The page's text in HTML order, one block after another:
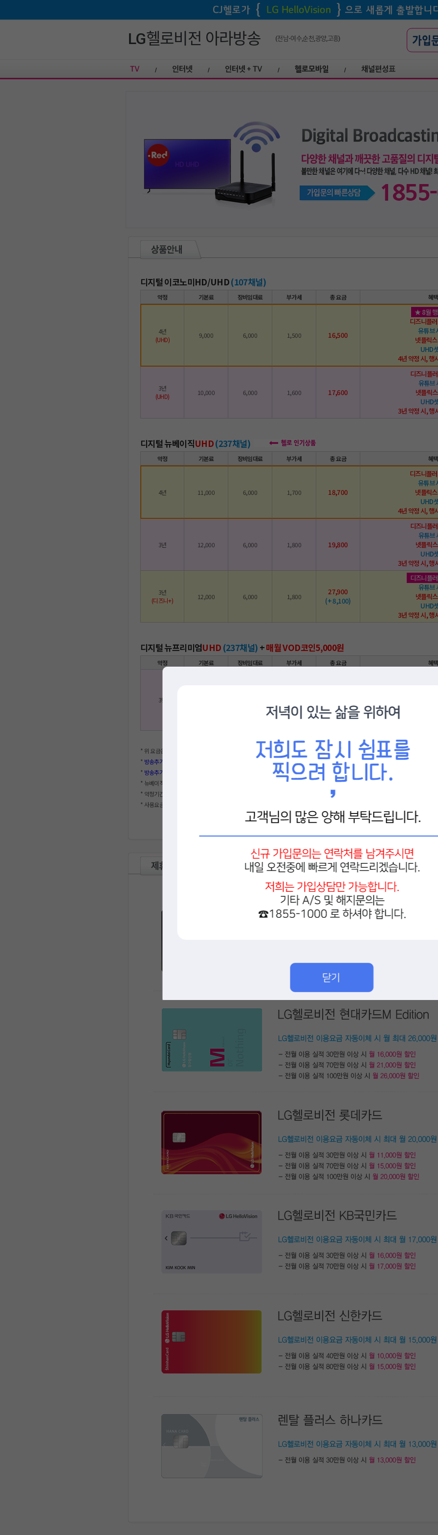
LG헬로비전 아라방송 (전남-여수,순천,광양,고흥)
디지털 이코노미HD/UHD(107채널)
약정 기본료 장비임대료 부가세 총 요금 혜
4년
(UHD)
9,000 6,000 1,500 16,500
★ 8월
디즈니플
유튜브
넷플릭
UHD
4년 약정 시, 행
3년
(UHD)
10,000 6,000 1,600 17,600
디즈니플
유튜브
넷플릭
UHD
3년 약정 시, 행
디지털 뉴베이직UHD(237채널)
약정 기본료 장비임대료 부가세 총 요금 혜
4년 11,000 6,000 1,700 18,700
디즈니플
유튜브
넷플릭
UHD
4년 약정 시, 행
3년 12,000 6,000 1,800 19,800
디즈니플
유튜브
넷플릭
UHD
3년 약정 시, 행
3년
(디즈니+)
12,000 6,000 1,800
27,900
(+ 8,100)
디즈니플
유튜브
넷플릭
UHD
3년 약정 시, 행
디지털 뉴프리미엄UHD (237채널) +매월 VOD코인5,000원
약정 기본료 장비임대료 부가세 총 요금 혜
3년
* 위 요금은 부가세 포함된 실제 납부금액입니다.
* 방송추가 요금(HD)
: 이코노미HD - 월 5,500원(3년), 월 6,050원(4년) / 뉴베이직HD - 월 8,800원
* 방송추가 요금(UHD)
: 이코노미UHD - 월 9,350원(3년), 월 8,250원(4년) / 뉴베이직UHD - 월 11,000원
* 뉴베이직, 뉴프리미엄 가입 시
* 약정기간 내 해지 시 사용기간에 따라 위약금이 청구됩니다(단, 이전 설치 불가한 지역으로 이사 시 위약금 면제입니다).
* 사용요금 및 설치에 관하여 궁금하신 내용은 (전화 :